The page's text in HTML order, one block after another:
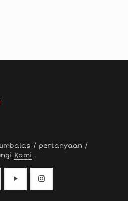
/ pertanyaan /
kami .